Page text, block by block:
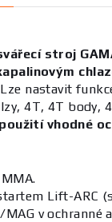
stroj
nastavit
4T, 4T body,
vhodné
Lift-ARC
MAG v